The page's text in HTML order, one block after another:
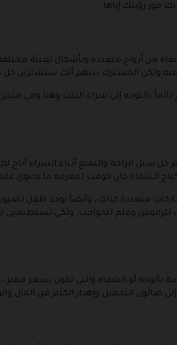
فور رؤيتكِ إياها .
من أرواج متعددة وبأشكال تعبئة
المشترك بينهم أنك ستشترين كل هذا بخصم كبير
بالتوجه إلى شراء التنت وهنا وفي متجر
كل سبل الراحة والتمتع أثناء الشراء
الشفاة حان الوقت لمعرفة ما يحتوي
متعددة كذلك، وأيضاً يوجد ظلال
للرموش وقلم للحواجب، ولكى تستطيعين
بالوجه أو الشفاه والتى تكون بسعر
صالون التجميل وإهدار الكثير من المال